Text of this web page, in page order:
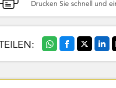
Drucken Sie schnell und
TEILEN: